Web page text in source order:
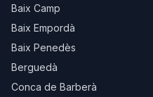
Baix Camp
Baix Empordà
Baix Penedès
Berguedà
Conca de Barberà